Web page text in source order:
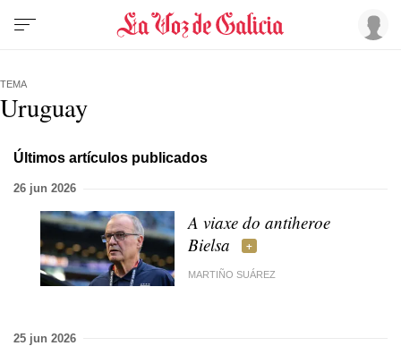
TEMA
Uruguay
Últimos artículos publicados
26 jun 2026
A viaxe do antiheroe
Bielsa
MARTIÑO SUÁREZ
25 jun 2026